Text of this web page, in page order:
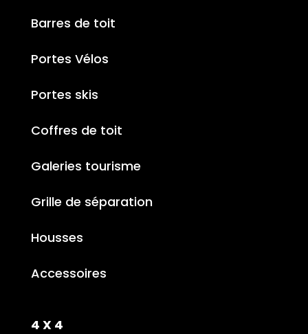
Barres de toit
Portes Vélos
Portes skis
Coffres de toit
Galeries tourisme
Grille de séparation
Housses
Accessoires
4 X 4